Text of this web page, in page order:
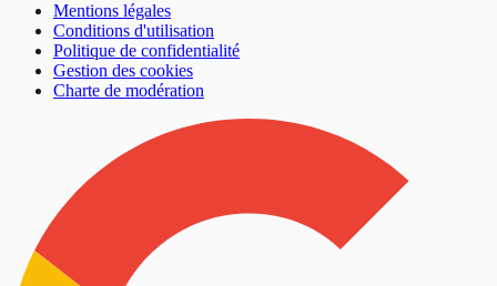
Mentions légales
Conditions d'utilisation
Politique de confidentialité
Gestion des cookies
Charte de modération